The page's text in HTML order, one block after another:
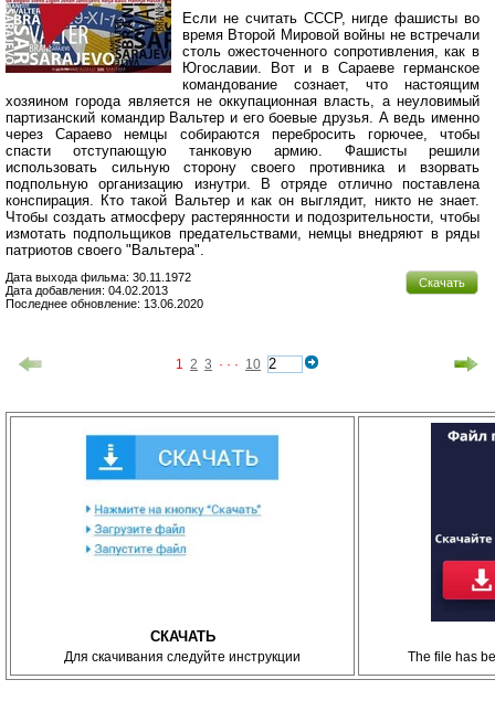
Если не считать СССР, нигде фашисты во
время Второй Мировой войны не встречали
столь ожесточенного сопротивления, как в
Югославии. Вот и в Сараеве германское
командование сознает, что настоящим
хозяином города является не оккупационная власть, а неуловимый
партизанский командир Вальтер и его боевые друзья. А ведь именно
через Сараево немцы собираются перебросить горючее, чтобы
спасти отступающую танковую армию. Фашисты решили
использовать сильную сторону своего противника и взорвать
подпольную организацию изнутри. В отряде отлично поставлена
конспирация. Кто такой Вальтер и как он выглядит, никто не знает.
Чтобы создать атмосферу растерянности и подозрительности, чтобы
измотать подпольщиков предательствами, немцы внедряют в ряды
патриотов своего "Вальтера".
Скачать
Дата выхода фильма: 30.11.1972
Дата добавления: 04.02.2013
Последнее обновление: 13.06.2020
1 2 3 · · · 10
СКАЧАТЬ
Для скачивания следуйте инструкции The file has